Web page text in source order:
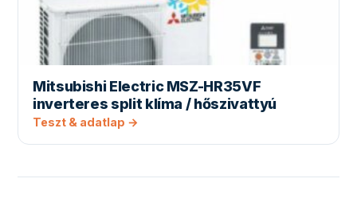
Mitsubishi Electric MSZ-HR35VF
inverteres split klíma / hőszivattyú
Teszt & adatlap →